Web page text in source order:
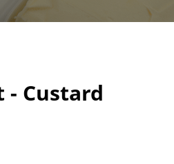
- Custard